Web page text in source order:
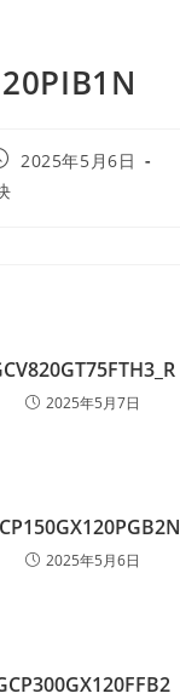
2025年5月6日
2025年5月7日
2025年5月6日